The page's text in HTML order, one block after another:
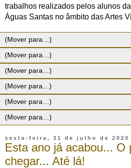
trabalhos realizados pelos alunos
Águas Santas no âmbito das Artes
sexta-feira, 31 de julho de 2020
Esta ano já acabou... O
chegar... Até lá!